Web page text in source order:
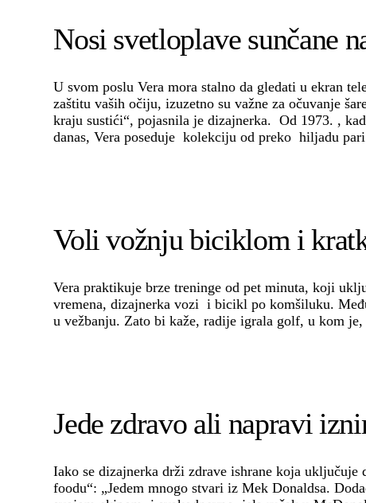
Nosi svetloplave sunčane
U svom poslu Vera mora stalno da gledati u ekran
zaštitu vaših očiju, izuzetno su važne za očuvanje
kraju sustići“, pojasnila je dizajnerka. Od 1973. ,
danas, Vera poseduje kolekciju od preko hiljadu pari
Voli vožnju biciklom i
Vera praktikuje brze treninge od pet minuta, koji
vremena, dizajnerka vozi i bicikl po komšiluku.
u vežbanju. Zato bi kaže, radije igrala golf, u kom
Jede zdravo ali napravi
Iako se dizajnerka drži zdrave ishrane koja uključuje
foodu“: „Jedem mnogo stvari iz Mek Donaldsa.